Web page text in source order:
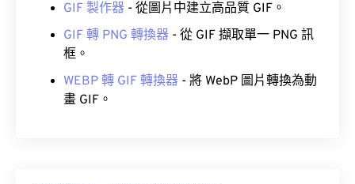
GIF 製作器 - 從圖片中建立高品質 GIF。
GIF 轉 PNG 轉換器 - 從 GIF 擷取單一 PNG 訊
框。
WEBP 轉 GIF 轉換器 - 將 WebP 圖片轉換為動
畫 GIF。